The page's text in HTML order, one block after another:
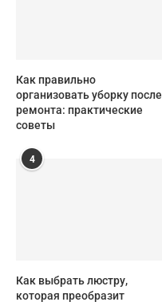
Как правильно
организовать уборку после
ремонта: практические
советы
4
Как выбрать люстру,
которая преобразит